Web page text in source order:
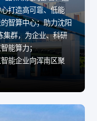
打造高可靠、低能
智算中心；助力沈阳
集群，为企业、科研
能算力；
能企业向浑南区聚